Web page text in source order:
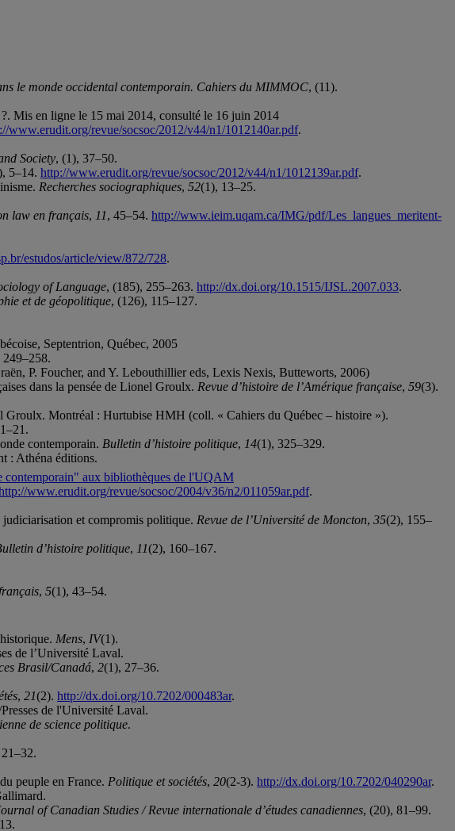
le monde occidental contemporain. Cahiers du MIMMOC, (11).
Mis en ligne le 15 mai 2014, consulté le 16 juin 2014
www.erudit.org/revue/socsoc/2012/v44/n1/1012140ar.pdf.
Society, (1), 37–50.
5–14. http://www.erudit.org/revue/socsoc/2012/v44/n1/1012139ar.pdf.
Recherches sociographiques, 52(1), 13–25.
law en français, 11, 45–54. http://www.ieim.uqam.ca/IMG/pdf/Les_langues_meritent-
estudos/article/view/872/728.
of Language, (185), 255–263. http://dx.doi.org/10.1515/IJSL.2007.033.
et de géopolitique, (126), 115–127.
Septentrion, Québec, 2005
249–258.
P. Foucher, and Y. Lebouthillier eds, Lexis Nexis, Butteworts, 2006)
dans la pensée de Lionel Groulx. Revue d’histoire de l’Amérique française, 59(3).
Groulx. Montréal : Hurtubise HMH (coll. « Cahiers du Québec – histoire »).
contemporain. Bulletin d’histoire politique, 14(1), 325–329.
: Athéna éditions.
contemporain" aux bibliothèques de l'UQAM
www.erudit.org/revue/socsoc/2004/v36/n2/011059ar.pdf.
et compromis politique. Revue de l’Université de Moncton, 35(2), 155–
d’histoire politique, 11(2), 160–167.
, 5(1), 43–54.
Mens, IV(1).
de l’Université Laval.
Brasil/Canadá, 2(1), 27–36.
, 21(2). http://dx.doi.org/10.7202/000483ar.
de l'Université Laval.
de science politique.
21–32.
peuple en France. Politique et sociétés, 20(2-3). http://dx.doi.org/10.7202/040290ar.
of Canadian Studies / Revue internationale d’études canadiennes, (20), 81–99.